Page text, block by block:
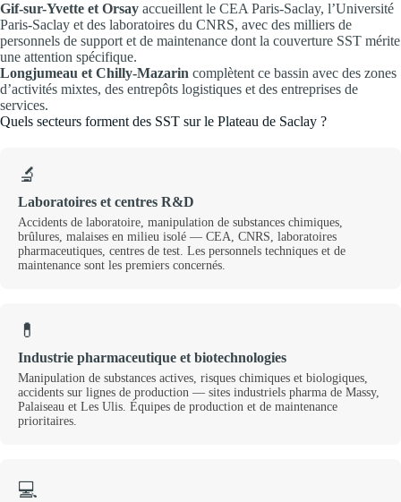
Gif-sur-Yvette et Orsay accueillent le CEA Paris-Saclay, l’Université
Paris-Saclay et des laboratoires du CNRS, avec des milliers de
personnels de support et de maintenance dont la couverture SST mérite
une attention spécifique.
Longjumeau et Chilly-Mazarin complètent ce bassin avec des zones
d’activités mixtes, des entrepôts logistiques et des entreprises de
services.
Quels secteurs forment des SST sur le Plateau de Saclay ?
🔬
Laboratoires et centres R&D
Accidents de laboratoire, manipulation de substances chimiques,
brûlures, malaises en milieu isolé — CEA, CNRS, laboratoires
pharmaceutiques, centres de test. Les personnels techniques et de
maintenance sont les premiers concernés.
💊
Industrie pharmaceutique et biotechnologies
Manipulation de substances actives, risques chimiques et biologiques,
accidents sur lignes de production — sites industriels pharma de Massy,
Palaiseau et Les Ulis. Équipes de production et de maintenance
prioritaires.
💻